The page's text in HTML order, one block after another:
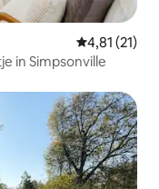
Gemiddelde
4,81 (21)
in Simpsonville